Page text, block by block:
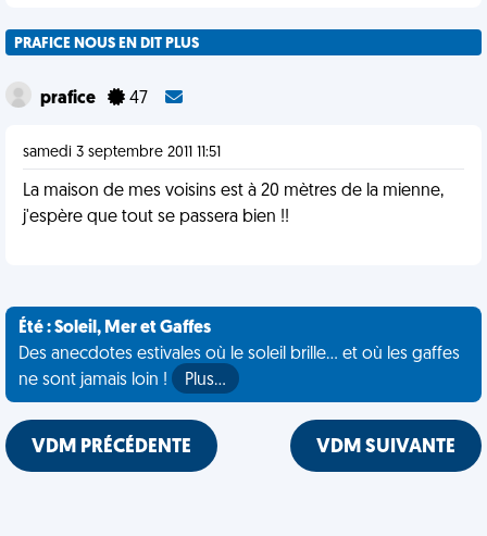
PRAFICE NOUS EN DIT PLUS
prafice 47
samedi 3 septembre 2011 11:51
La maison de mes voisins est à 20 mètres de la mienne,
j'espère que tout se passera bien !!
Été : Soleil, Mer et Gaffes
Des anecdotes estivales où le soleil brille... et où les gaffes
ne sont jamais loin !
Plus…
VDM PRÉCÉDENTE VDM SUIVANTE